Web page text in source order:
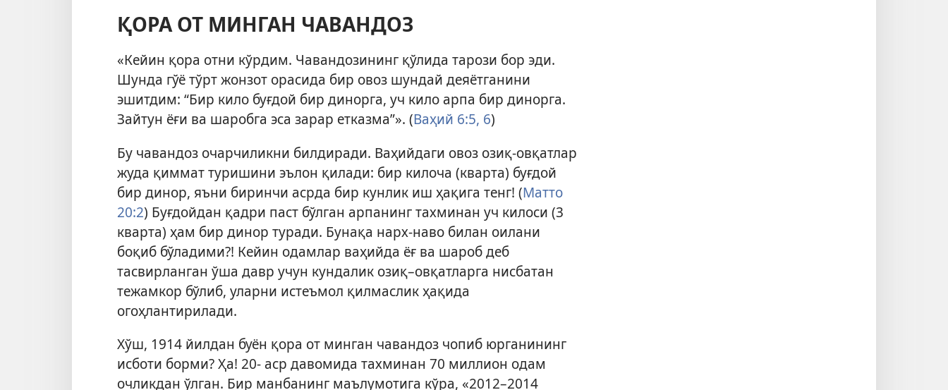
ҚОРА ОТ МИНГАН ЧАВАНДОЗ
«Кейин қора отни кўрдим. Чавандозининг қўлида тарози бор эди.
Шунда гўё тўрт жонзот орасида бир овоз шундай деяётганини
эшитдим: “Бир кило буғдой бир динорга, уч кило арпа бир динорга.
Зайтун ёғи ва шаробга эса зарар етказма”». (Ваҳий 6:5, 6)
Бу чавандоз очарчиликни билдиради. Ваҳийдаги овоз озиқ-овқатлар
жуда қиммат туришини эълон қилади: бир килоча (кварта) буғдой
бир динор, яъни биринчи асрда бир кунлик иш ҳақига тенг! (Матто
20:2) Буғдойдан қадри паст бўлган арпанинг тахминан уч килоси (3
кварта) ҳам бир динор туради. Бунақа нарх-наво билан оилани
боқиб бўладими?! Кейин одамлар ваҳийда ёғ ва шароб деб
тасвирланган ўша давр учун кундалик озиқ–овқатларга нисбатан
тежамкор бўлиб, уларни истеъмол қилмаслик ҳақида
огоҳлантирилади.
Хўш, 1914 йилдан буён қора от минган чавандоз чопиб юрганининг
исботи борми? Ҳа! 20- аср давомида тахминан 70 миллион одам
очликдан ўлган. Бир манбанинг маълумотига кўра, «2012–2014